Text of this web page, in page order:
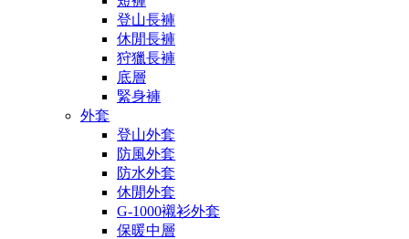
登山長褲
休閒長褲
狩獵長褲
底層
緊身褲
外套
登山外套
防風外套
防水外套
休閒外套
G-1000襯衫外套
保暖中層